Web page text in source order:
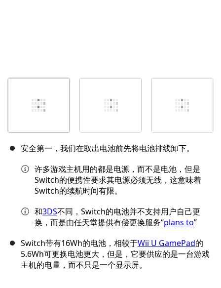
安全第一，我们在取出电池前先将电池排线卸下。
许多游戏主机用的都是电源，而不是电池，但是
Switch的便携性要求其电源必须无线，这意味着
Switch的续航时间有限。
和3DS不同，Switch的电池并不支持用户自己更
换，而是由任天堂提供有偿更换服务“plans to”
Switch带有16Wh的电池，相较于Wii U GamePad的
5.6Wh可更换电池更大，但是，它要供应的是一台游戏
主机的电量，而不只是一个显示屏。